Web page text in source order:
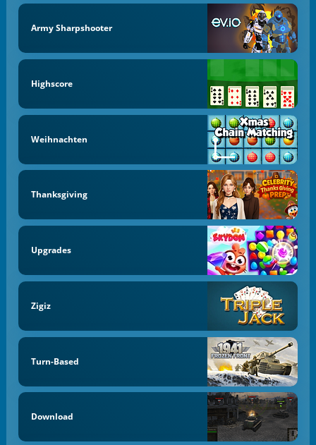
Army Sharpshooter
Highscore
Weihnachten
Thanksgiving
Upgrades
Zigiz
Turn-Based
Download